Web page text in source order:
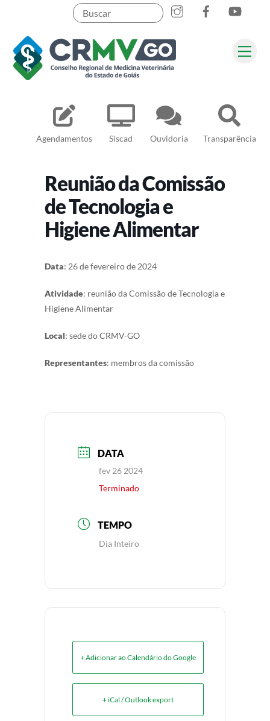
content
Agendamentos Siscad Ouvidoria Transparência
Pesquisar
Reunião da Comissão
de Tecnologia e
Higiene Alimentar
Data: 26 de fevereiro de 2024
Atividade: reunião da Comissão de Tecnologia e
Higiene Alimentar
Local: sede do CRMV-GO
Representantes: membros da comissão
DATA
fev 26 2024
Terminado
TEMPO
Dia Inteiro
+ Adicionar ao Calendário do Google
+ iCal / Outlook export